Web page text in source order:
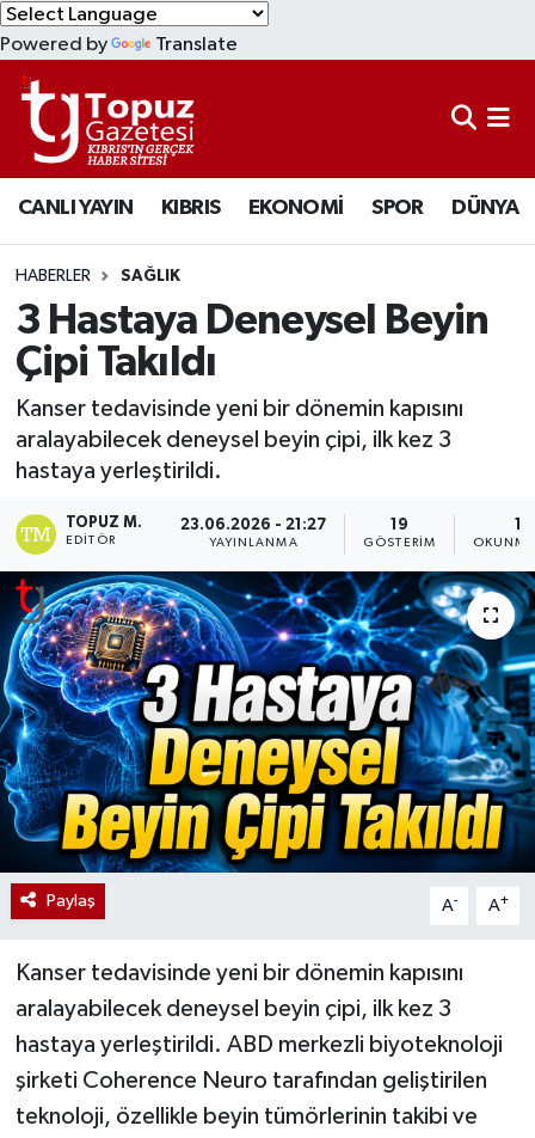
Powered by Translate
CANLI YAYIN KIBRIS EKONOMİ SPOR DÜNYA
HABERLER SAĞLIK
3 Hastaya Deneysel Beyin
Çipi Takıldı
Kanser tedavisinde yeni bir dönemin kapısını
aralayabilecek deneysel beyin çipi, ilk kez 3
hastaya yerleştirildi.
TOPUZ M.
EDITÖR
23.06.2026 - 21:27
YAYINLANMA
19
GÖSTERIM
Paylaş A- A+
Kanser tedavisinde yeni bir dönemin kapısını
aralayabilecek deneysel beyin çipi, ilk kez 3
hastaya yerleştirildi. ABD merkezli biyoteknoloji
şirketi Coherence Neuro tarafından geliştirilen
teknoloji, özellikle beyin tümörlerinin takibi ve
KIBRIS
DÜNYA
EKONOMİ
MAGAZİN
SAĞLIK
TEKNOLOJİ
TÜRKİYE
Lefkoşa Nöbetçi Eczaneler
Lefkoşa Hava Durumu
Lefkoşa Trafik Yoğunluk Haritası
Süper Lig Puan Durumu ve Fikstür
Tüm Manşetler
Son Dakika Haberleri
Haber Arşivi